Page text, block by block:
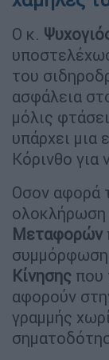
Ο κ.
του
ασφάλεια
μόλις φτάσει
υπάρχει μια
Κόρινθο για
Οσον αφορά
Μεταφορών
Κίνησης που
αφορούν
γραμμής